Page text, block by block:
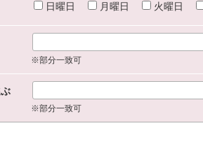
日曜日 月曜日 火曜日
※部分一致可
※部分一致可